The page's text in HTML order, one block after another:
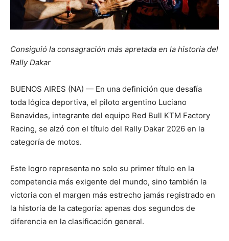
Consiguió la consagración más apretada en la historia del
Rally Dakar
BUENOS AIRES (NA) — En una definición que desafía
toda lógica deportiva, el piloto argentino Luciano
Benavides, integrante del equipo Red Bull KTM Factory
Racing, se alzó con el título del Rally Dakar 2026 en la
categoría de motos.
Este logro representa no solo su primer título en la
competencia más exigente del mundo, sino también la
victoria con el margen más estrecho jamás registrado en
la historia de la categoría: apenas dos segundos de
diferencia en la clasificación general.